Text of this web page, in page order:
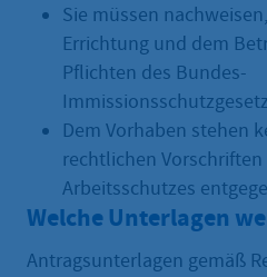
Sie müssen
Errichtung und dem
Pflichten des Bundes-
Dem Vorhaben stehen
rechtlichen
Arbeitsschutzes
Welche Unterlagen
Antragsunterlagen gemäß